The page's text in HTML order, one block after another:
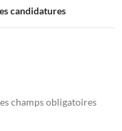
candidatures
champs obligatoires